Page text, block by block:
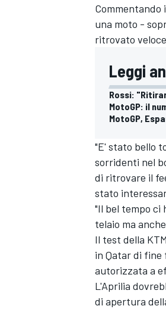
Commentando
una moto -
ritrovato
Leggi
Rossi:
MotoGP: il
MotoGP,
"E' stato bello
sorridenti nel
di ritrovare il
stato
"Il bel tempo ci
telaio ma
Il test della
in Qatar di fine
autorizzata a
L'Aprilia
di apertura